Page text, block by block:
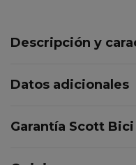
Descripción y
Datos adicionales
Garantía Scott Bici